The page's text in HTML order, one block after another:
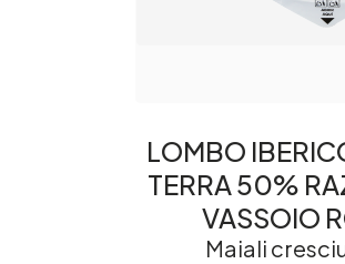
LOMBO
TERRA 50%
VASSOIO
Maiali